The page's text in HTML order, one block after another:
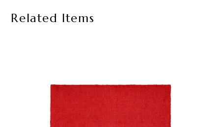
Related Items